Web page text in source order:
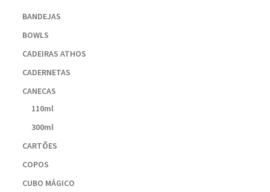
BANDEJAS
BOWLS
CADEIRAS ATHOS
CADERNETAS
CANECAS
110ml
300ml
CARTÕES
COPOS
CUBO MÁGICO